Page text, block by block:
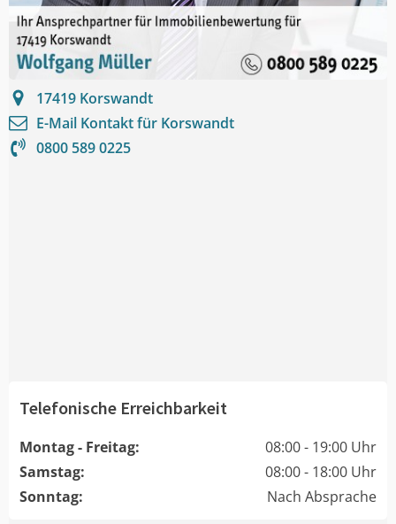
17419 Korswandt
E-Mail Kontakt für Korswandt
0800 589 0225
Telefonische Erreichbarkeit
Montag - Freitag:
08:00 - 19:00 Uhr
Samstag:
08:00 - 18:00 Uhr
Sonntag:
Nach Absprache